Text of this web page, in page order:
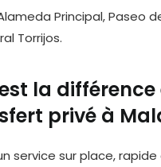
Principal, Paseo
Torrijos.
la
privé à
service sur place,